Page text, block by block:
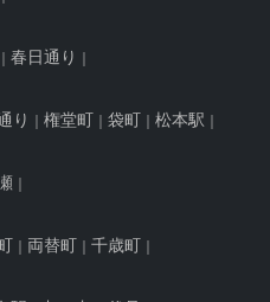
春日通り
り 権堂町 袋町 松本駅
両替町 千歳町